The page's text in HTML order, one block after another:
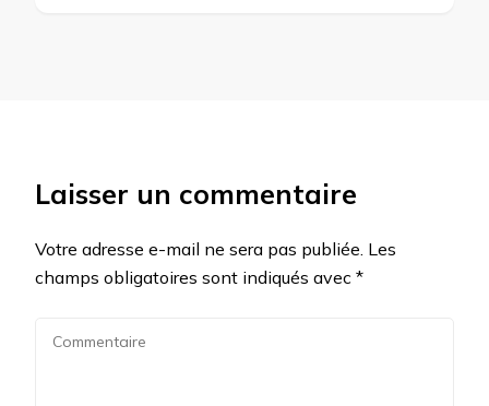
Laisser un commentaire
Votre adresse e-mail ne sera pas publiée. Les
champs obligatoires sont indiqués avec *